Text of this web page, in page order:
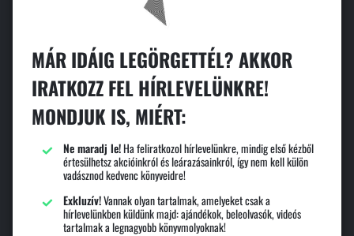
MÁR IDÁIG LEGÖRGETTÉL? AKKOR
IRATKOZZ FEL HÍRLEVELÜNKRE!
MONDJUK IS, MIÉRT:
Ne maradj le!Ha feliratkozol hírlevelünkre, mindig első kézből
értesülhetsz akcióinkról és leárazásainkról, így nem kell külön
vadásznod kedvenc könyveidre!
Exkluzív!Vannak olyan tartalmak, amelyeket csak a
hírlevelünkben küldünk majd: ajándékok, beleolvasók, videós
tartalmak a legnagyobb könyvmolyoknak!